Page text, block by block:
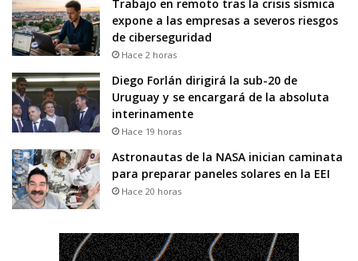
Trabajo en remoto tras la crisis sísmica
expone a las empresas a severos riesgos
de ciberseguridad
Hace 2 horas
Diego Forlán dirigirá la sub-20 de
Uruguay y se encargará de la absoluta
interinamente
Hace 19 horas
Astronautas de la NASA inician caminata
para preparar paneles solares en la EEI
Hace 20 horas